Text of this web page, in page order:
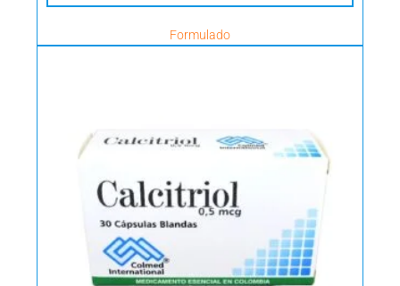
Formulado